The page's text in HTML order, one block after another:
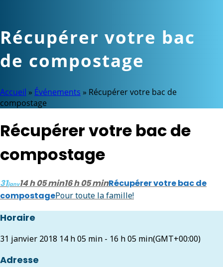
Récupérer votre bac
de compostage
Accueil » Événements » Récupérer votre bac de
compostage
Récupérer votre bac de
compostage
31janv14 h 05 min16 h 05 minRécupérer votre bac de
compostagePour toute la famille!
Horaire
31 janvier 2018 14 h 05 min - 16 h 05 min(GMT+00:00)
Adresse